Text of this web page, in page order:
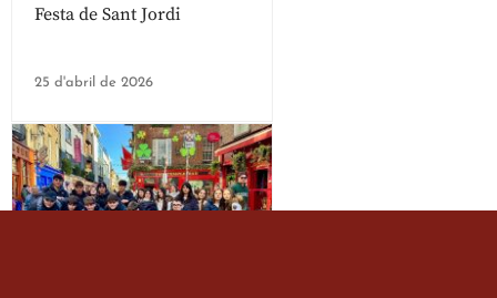
Festa de Sant Jordi
25 d'abril de 2026